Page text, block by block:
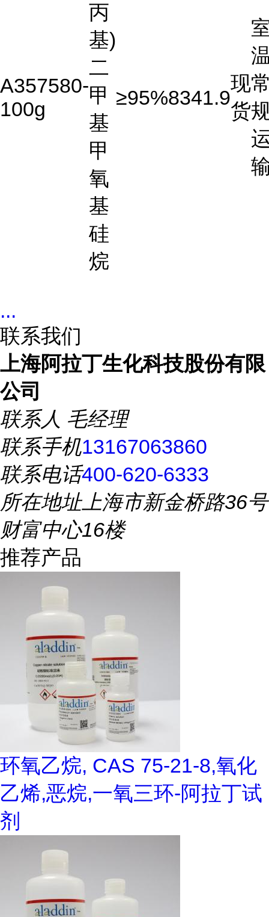
A357580-
100g
丙
基)
二
甲
基
甲
氧
基
硅
烷
≥95%8341.9
现
货
...
联系我们
上海阿拉丁生化科技股份有限
公司
联系人 毛经理
联系手机13167063860
联系电话400-620-6333
所在地址上海市新金桥路36号
财富中心16楼
推荐产品
环氧乙烷, CAS 75-21-8,氧化
乙烯,恶烷,一氧三环-阿拉丁试
剂